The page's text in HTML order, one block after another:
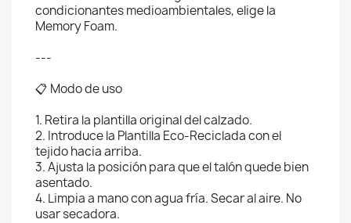
condicionantes medioambientales, elige la
Memory Foam.
---
📋 Modo de uso
1. Retira la plantilla original del calzado.
2. Introduce la Plantilla Eco-Reciclada con el
tejido hacia arriba.
3. Ajusta la posición para que el talón quede bien
asentado.
4. Limpia a mano con agua fría. Secar al aire. No
usar secadora.